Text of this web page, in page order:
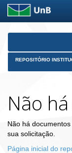
Skip
REPOSITÓRIO
Não
Não há
sua solicitação.
Página inicial do